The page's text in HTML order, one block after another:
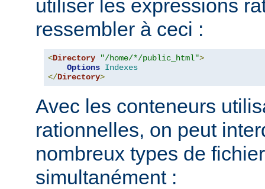
utiliser les expressions
ressembler à ceci :
<Directory "/home/*/public_html">
Options Indexes
</Directory>
Avec les conteneurs
rationnelles, on peut
nombreux types de
simultanément :